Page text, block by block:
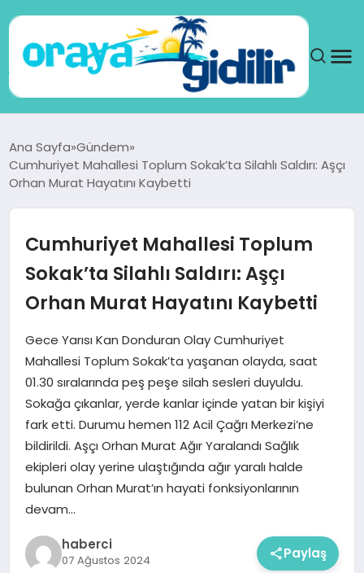
SAĞLIK
TEKNOLOJI
YAŞAM
Ana Sayfa Gündem
Cumhuriyet Mahallesi Toplum Sokak’ta Silahlı Saldırı: Aşçı
Orhan Murat Hayatını Kaybetti
Cumhuriyet Mahallesi Toplum
Sokak’ta Silahlı Saldırı: Aşçı
Orhan Murat Hayatını Kaybetti
Gece Yarısı Kan Donduran Olay Cumhuriyet
Mahallesi Toplum Sokak’ta yaşanan olayda, saat
01.30 sıralarında peş peşe silah sesleri duyuldu.
Sokağa çıkanlar, yerde kanlar içinde yatan bir kişiyi
fark etti. Durumu hemen 112 Acil Çağrı Merkezi’ne
bildirildi. Aşçı Orhan Murat Ağır Yaralandı Sağlık
ekipleri olay yerine ulaştığında ağır yaralı halde
bulunan Orhan Murat’ın hayati fonksiyonlarının
devam…
haberci
07 Ağustos 2024 Paylaş